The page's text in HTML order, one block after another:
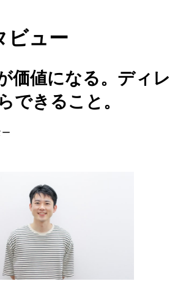
ビュー
価値になる。ディレ
できること。
ー